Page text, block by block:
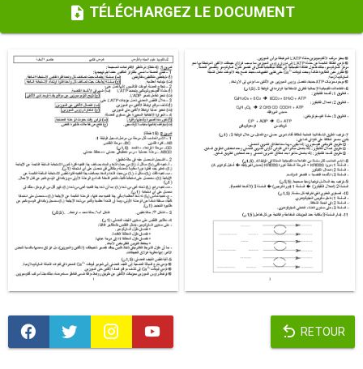
TÉLÉCHARGEZ LE DOCUMENT
RETOUR